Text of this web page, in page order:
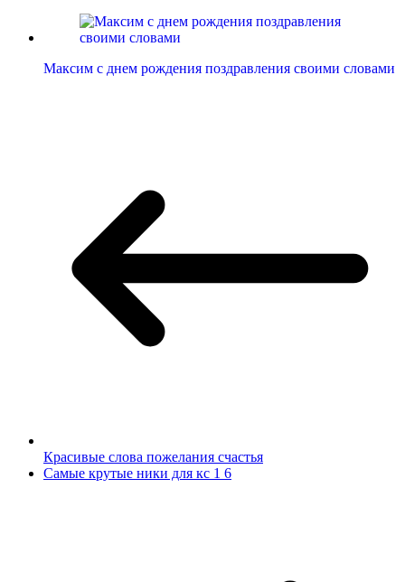
Максим с днем рождения поздравления своими словами
Красивые слова пожелания счастья
Самые крутые ники для кс 1 6